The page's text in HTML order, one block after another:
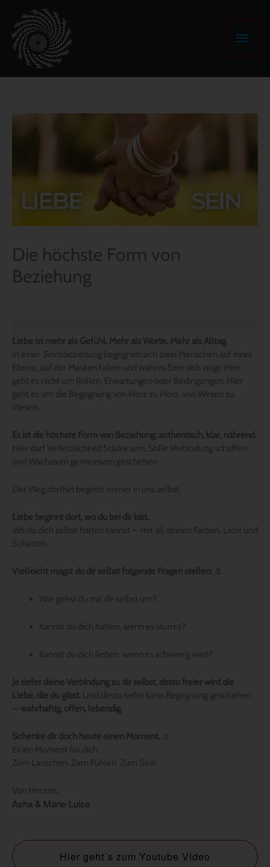
Inhalt
springen
Die höchste Form von
Beziehung
Liebe ist mehr als Gefühl. Mehr als Worte. Mehr als Alltag.
In einer Seinsbeziehung begegnen sich zwei Menschen auf einer
Ebene, auf der Masken fallen und wahres Sein sich zeigt. Hier
geht es nicht um Rollen, Erwartungen oder Bedingungen. Hier
geht es um die Begegnung von Herz zu Herz, von Wesen zu
Wesen.
Es ist die höchste Form von Beziehung: authentisch, klar, nährend.
Hier darf Verletzlichkeit Stärke sein, Stille Verbindung schaffen
und Wachstum gemeinsam geschehen.
Der Weg dorthin beginnt immer in uns selbst.
Liebe beginnt dort, wo du bei dir bist.
Wo du dich selbst halten kannst — mit all deinen Farben, Licht und
Schatten.
Vielleicht magst du dir selbst folgende Fragen stellen:
Wie gehst du mit dir selbst um?
Kannst du dich halten, wenn es stürmt?
Kannst du dich lieben, wenn es schwierig wird?
Je tiefer deine Verbindung zu dir selbst, desto freier wird die
Liebe, die du gibst. Und desto tiefer kann Begegnung geschehen
— wahrhaftig, offen, lebendig.
Schenke dir doch heute einen Moment.
Einen Moment für dich.
Zum Lauschen. Zum Fühlen. Zum Sein.
Von Herzen.
Asha & Marie-Luise
Hier geht´s zum Youtube Video